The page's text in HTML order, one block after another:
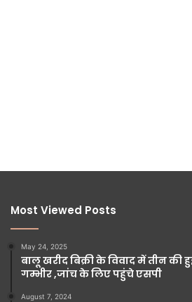
Most Viewed Posts
May 24, 2025
बालू खरीद बिक्री के विवाद में तीन की
गम्भीर ,जांच के लिए पहुंचे एसपी
August 7, 2024